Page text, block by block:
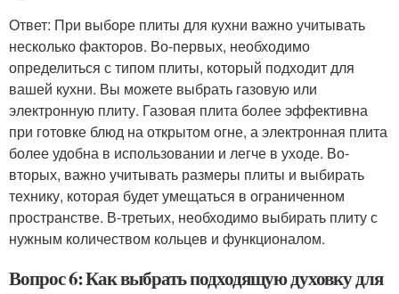
Ответ: При выборе плиты для кухни важно учитывать
несколько факторов. Во-первых, необходимо
определиться с типом плиты, который подходит для
вашей кухни. Вы можете выбрать газовую или
электронную плиту. Газовая плита более эффективна
при готовке блюд на открытом огне, а электронная плита
более удобна в использовании и легче в уходе. Во-
вторых, важно учитывать размеры плиты и выбирать
технику, которая будет умещаться в ограниченном
пространстве. В-третьих, необходимо выбирать плиту с
нужным количеством кольцев и функционалом.
Вопрос 6: Как выбрать подходящую духовку для